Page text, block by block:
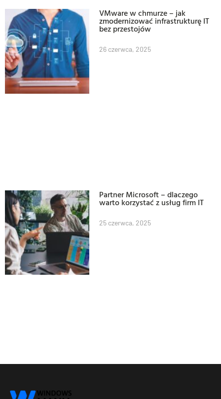
VMware w chmurze – jak
zmodernizować infrastrukturę IT
bez przestojów
26 czerwca, 2025
Partner Microsoft – dlaczego
warto korzystać z usług firm IT
25 czerwca, 2025